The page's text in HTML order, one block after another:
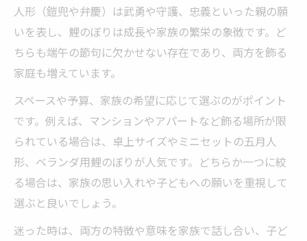
人形（鎧兜や弁慶）は武勇や守護、忠義といった親の願
いを表し、鯉のぼりは成長や家族の繁栄の象徴です。ど
ちらも端午の節句に欠かせない存在であり、両方を飾る
家庭も増えています。
スペースや予算、家族の希望に応じて選ぶのがポイント
です。例えば、マンションやアパートなど飾る場所が限
られている場合は、卓上サイズやミニセットの五月人
形、ベランダ用鯉のぼりが人気です。どちらか一つに絞
る場合は、家族の思い入れや子どもへの願いを重視して
選ぶと良いでしょう。
迷った時は、両方の特徴や意味を家族で話し合い、子ど